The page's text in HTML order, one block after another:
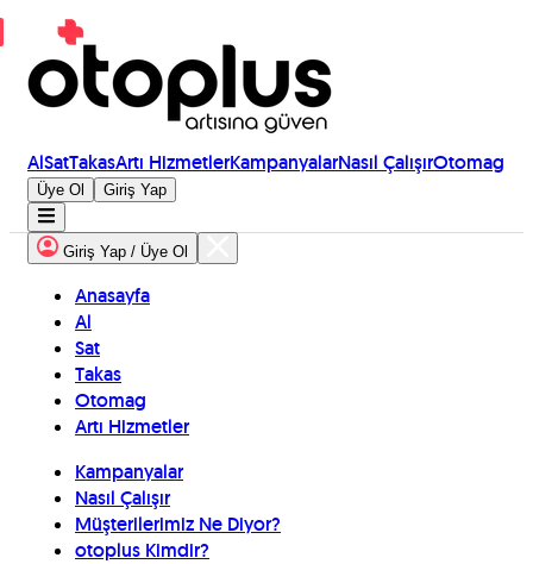
AlSatTakasArtı HizmetlerKampanyalarNasıl ÇalışırOtomag
Üye Ol Giriş Yap
Giriş Yap / Üye Ol
Anasayfa
Al
Sat
Takas
Otomag
Artı Hizmetler
Kampanyalar
Nasıl Çalışır
Müşterilerimiz Ne Diyor?
otoplus Kimdir?